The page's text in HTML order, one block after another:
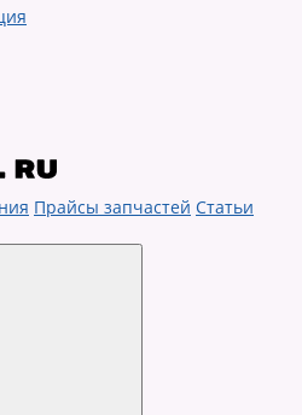
Прайсы запчастей Статьи